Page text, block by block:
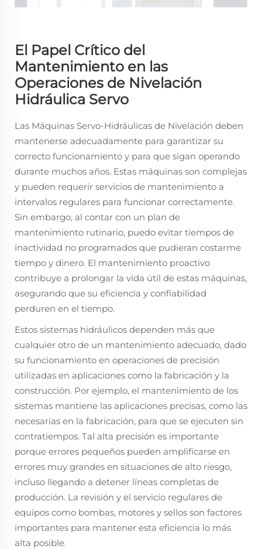
El Papel Crítico del
Mantenimiento en las
Operaciones de Nivelación
Hidráulica Servo
Las Máquinas Servo-Hidráulicas de Nivelación deben
mantenerse adecuadamente para garantizar su
correcto funcionamiento y para que sigan operando
durante muchos años. Estas máquinas son complejas
y pueden requerir servicios de mantenimiento a
intervalos regulares para funcionar correctamente.
Sin embargo, al contar con un plan de
mantenimiento rutinario, puedo evitar tiempos de
inactividad no programados que pudieran costarme
tiempo y dinero. El mantenimiento proactivo
contribuye a prolongar la vida útil de estas máquinas,
asegurando que su eficiencia y confiabilidad
perduren en el tiempo.
Estos sistemas hidráulicos dependen más que
cualquier otro de un mantenimiento adecuado, dado
su funcionamiento en operaciones de precisión
utilizadas en aplicaciones como la fabricación y la
construcción. Por ejemplo, el mantenimiento de los
sistemas mantiene las aplicaciones precisas, como las
necesarias en la fabricación, para que se ejecuten sin
contratiempos. Tal alta precisión es importante
porque errores pequeños pueden amplificarse en
errores muy grandes en situaciones de alto riesgo,
incluso llegando a detener líneas completas de
producción. La revisión y el servicio regulares de
equipos como bombas, motores y sellos son factores
importantes para mantener esta eficiencia lo más
alta posible.